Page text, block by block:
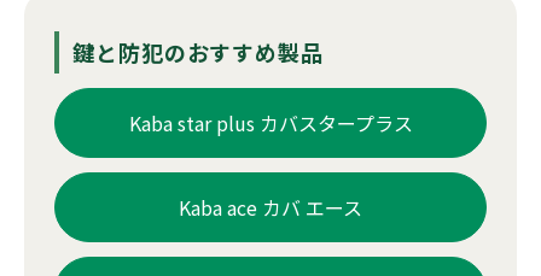
鍵と防犯のおすすめ製品
Kaba star plus カバスタープラス
Kaba ace カバ エース